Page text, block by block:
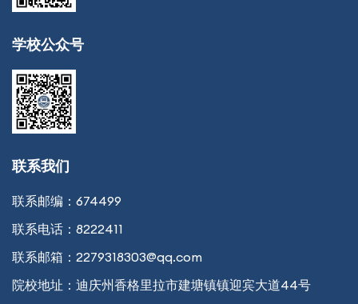
学校公众号
联系我们
联系邮编： 674499
联系电话： 8222411
联系邮箱： 2279318303@qq.com
院校地址： 迪庆州香格里拉市建塘镇镇迎宾大道44号